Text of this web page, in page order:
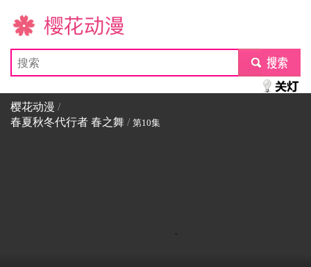
樱花动漫
submit
樱花动漫 /
春夏秋冬代行者 春之舞 / 第10集